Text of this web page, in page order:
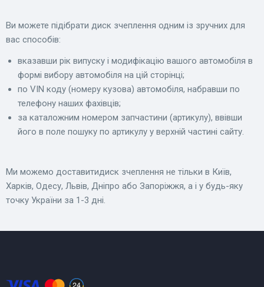
Ви можете підібрати диск зчеплення одним із зручних для
вас способів:
вказавши рік випуску і модифікацію вашого автомобіля в
формі вибору автомобіля на цій сторінці;
по VIN коду (номеру кузова) автомобіля, набравши по
телефону наших фахівців;
за каталожним номером запчастини (артикулу), ввівши
його в поле пошуку по артикулу у верхній частині сайту.
Ми можемо доставитидиск зчеплення не тільки в Київ,
Харків, Одесу, Львів, Дніпро або Запоріжжя, а і у будь-яку
точку України за 1-3 дні.